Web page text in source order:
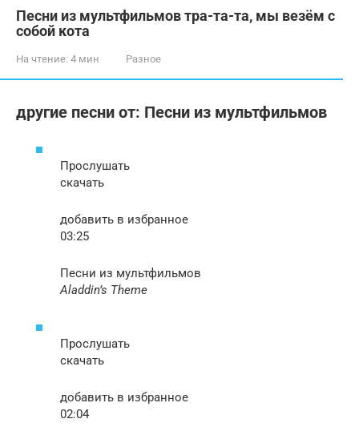
Песни из мультфильмов тра-та-та, мы везём с
собой кота
На чтение: 4 мин Разное
другие песни от: Песни из мультфильмов
Прослушать
скачать
добавить в избранное
03:25
Песни из мультфильмов
Aladdin’s Theme
Прослушать
скачать
добавить в избранное
02:04